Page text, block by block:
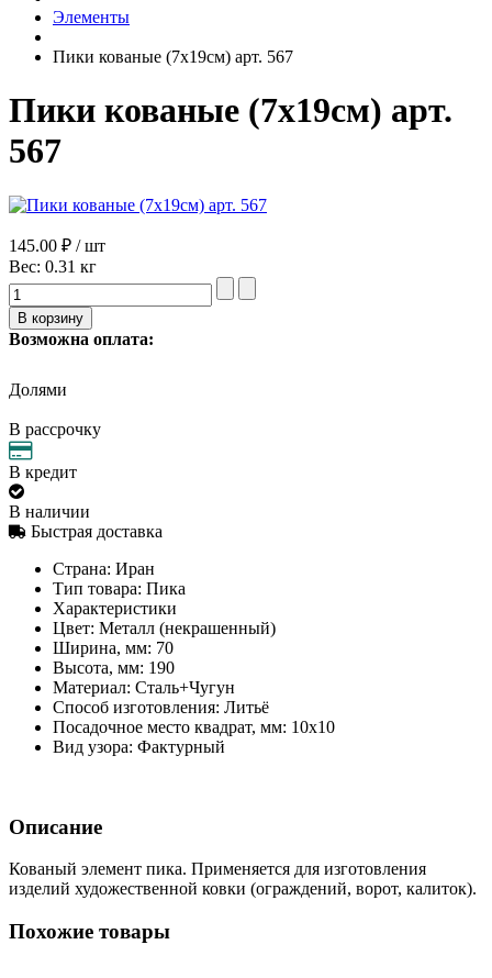
Элементы
Пики кованые (7х19см) арт. 567
Пики кованые (7х19см) арт.
567
145.00 ₽ / шт
Вес: 0.31 кг
Возможна оплата:
Долями
В рассрочку
В кредит
В наличии
Быстрая доставка
Страна: Иран
Тип товара: Пика
Характеристики
Цвет: Металл (некрашенный)
Ширина, мм: 70
Высота, мм: 190
Материал: Сталь+Чугун
Способ изготовления: Литьё
Посадочное место квадрат, мм: 10х10
Вид узора: Фактурный
Описание
Кованый элемент пика. Применяется для изготовления
изделий художественной ковки (ограждений, ворот, калиток).
Похожие товары